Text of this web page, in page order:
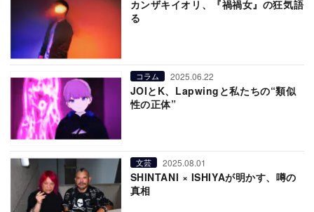
カンザキイオリ、『禍禍女』の狂気語
る
コラム 2025.06.22
JOIとK、Lapwingと私たちの“類似
性の正体”
文芸 2025.08.01
SHINTANI × ISHIYAが明かす、噂の
真相